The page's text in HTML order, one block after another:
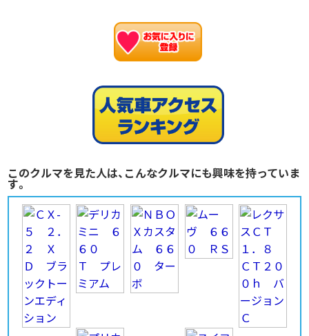
このクルマを見た人は、こんなクルマにも興味を持っていま
す。